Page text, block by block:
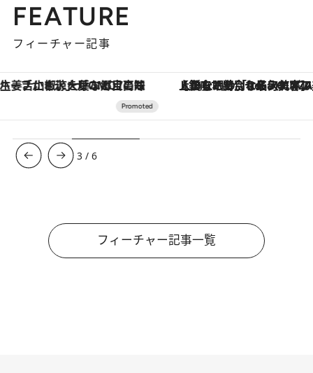
FEATURE
フィーチャー記事
【銀座で出合う最旬美容】美髪ケアや上質な眠り…セルフケアのアップデートから、特別な名入れギフトまで。大人のための「ReFa GINZA」クルーズ
3 /6
フィーチャー記事一覧